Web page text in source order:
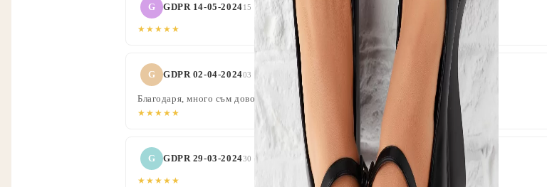
G GDPR 14-05-202415 Май 2023
★★★★★
G GDPR 02-04-202403 Апр 2023 07:25
Благодаря, много съм доволна.
★★★★★
G GDPR 29-03-202430 Мар 2023 11:09
★★★★★